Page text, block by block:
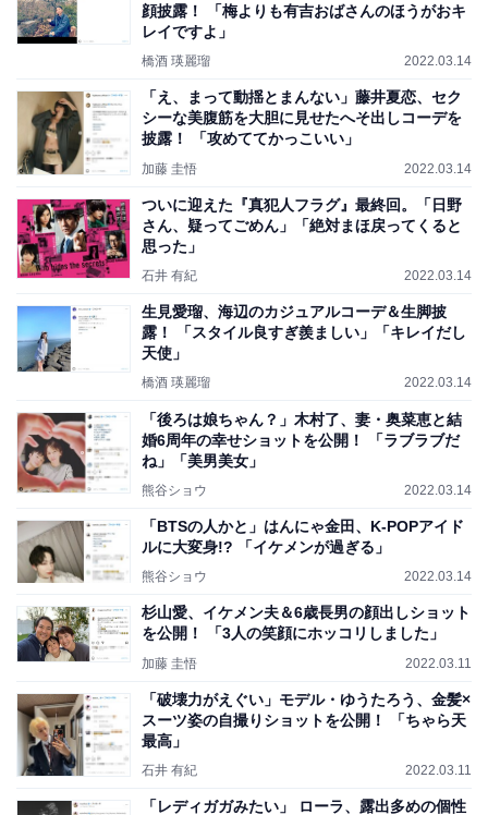
顔披露！ 「梅よりも有吉おばさんのほうがおキ
レイですよ」
橋酒 瑛麗瑠 2022.03.14
「え、まって動揺とまんない」藤井夏恋、セク
シーな美腹筋を大胆に見せたへそ出しコーデを
披露！ 「攻めててかっこいい」
加藤 圭悟 2022.03.14
ついに迎えた『真犯人フラグ』最終回。「日野
さん、疑ってごめん」「絶対まほ戻ってくると
思った」
石井 有紀 2022.03.14
生見愛瑠、海辺のカジュアルコーデ＆生脚披
露！ 「スタイル良すぎ羨ましい」「キレイだし
天使」
橋酒 瑛麗瑠 2022.03.14
「後ろは娘ちゃん？」木村了、妻・奥菜恵と結
婚6周年の幸せショットを公開！ 「ラブラブだ
ね」「美男美女」
熊谷ショウ 2022.03.14
「BTSの人かと」はんにゃ金田、K-POPアイド
ルに大変身!? 「イケメンが過ぎる」
熊谷ショウ 2022.03.14
杉山愛、イケメン夫＆6歳長男の顔出しショット
を公開！ 「3人の笑顔にホッコリしました」
加藤 圭悟 2022.03.11
「破壊力がえぐい」モデル・ゆうたろう、金髪×
スーツ姿の自撮りショットを公開！ 「ちゃら天
最高」
石井 有紀 2022.03.11
「レディガガみたい」 ローラ、露出多めの個性